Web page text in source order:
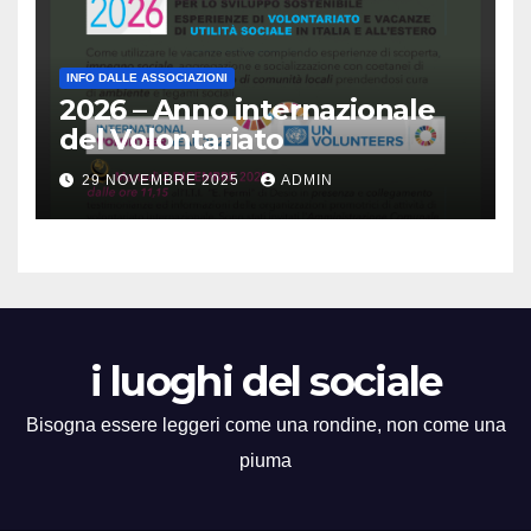
INFO DALLE ASSOCIAZIONI
2026 – Anno internazionale
del Volontariato
29 NOVEMBRE 2025 ADMIN
i luoghi del sociale
Bisogna essere leggeri come una rondine, non come una
piuma